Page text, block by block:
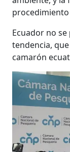
Ecuador no
tendencia,
camarón